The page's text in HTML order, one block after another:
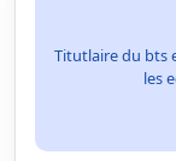
Titutlaire du bts
les